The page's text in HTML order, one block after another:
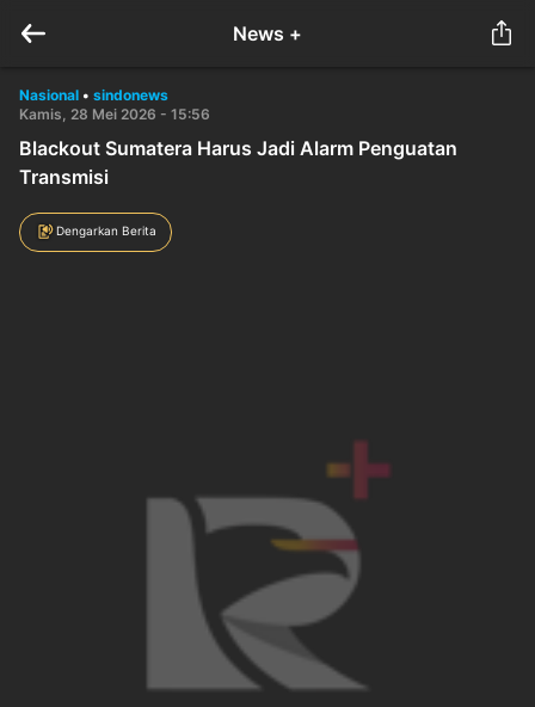
News +
Nasional • sindonews
Kamis, 28 Mei 2026 - 15:56
Blackout Sumatera Harus Jadi Alarm Penguatan
Transmisi
Dengarkan Berita